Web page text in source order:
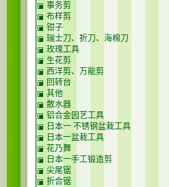
事务剪
布样剪
钳子
瑞士刀、折刀、海棉刀
玫瑰工具
生花剪
西洋剪、万能剪
回转台
其他
散水器
铝合金园艺工具
日本一 不锈钢盆栽工具
日本一盆栽工具
花乃舞
日本一手工锻造剪
尖尾锯
折合锯